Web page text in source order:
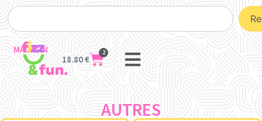
MAGASIN
18.80€
2
AUTRES